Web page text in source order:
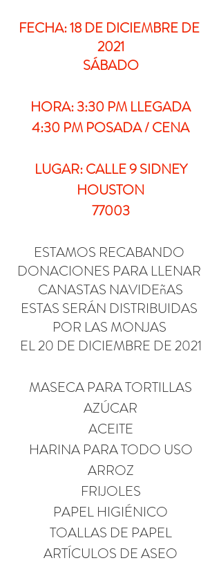
FECHA: 18 DE DICIEMBRE DE
2021
SÁBADO
HORA: 3:30 PM LLEGADA
4:30 PM POSADA / CENA
LUGAR: CALLE 9 SIDNEY
HOUSTON
77003
ESTAMOS RECABANDO
DONACIONES PARA LLENAR
CANASTAS NAVIDEñAS
ESTAS SERÁN DISTRIBUIDAS
POR LAS MONJAS
EL 20 DE DICIEMBRE DE 2021
MASECA PARA TORTILLAS
AZÚCAR
ACEITE
HARINA PARA TODO USO
ARROZ
FRIJOLES
PAPEL HIGIÉNICO
TOALLAS DE PAPEL
ARTÍCULOS DE ASEO